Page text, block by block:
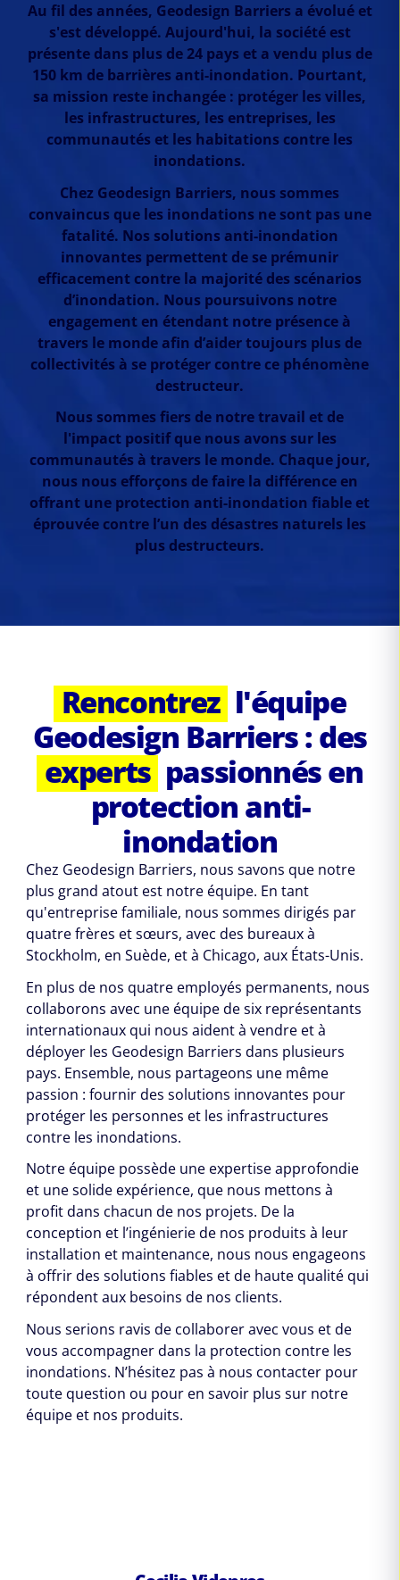
Au fil des années, Geodesign Barriers a évolué et
s'est développé. Aujourd'hui, la société est
présente dans plus de 24 pays et a vendu plus de
150 km de barrières anti-inondation. Pourtant,
sa mission reste inchangée : protéger les villes,
les infrastructures, les entreprises, les
communautés et les habitations contre les
inondations.
Chez Geodesign Barriers, nous sommes
convaincus que les inondations ne sont pas une
fatalité. Nos solutions anti-inondation
innovantes permettent de se prémunir
efficacement contre la majorité des scénarios
d’inondation. Nous poursuivons notre
engagement en étendant notre présence à
travers le monde afin d’aider toujours plus de
collectivités à se protéger contre ce phénomène
destructeur.
Nous sommes fiers de notre travail et de
l'impact positif que nous avons sur les
communautés à travers le monde. Chaque jour,
nous nous efforçons de faire la différence en
offrant une protection anti-inondation fiable et
éprouvée contre l’un des désastres naturels les
plus destructeurs.
Rencontrez l'équipe
Geodesign Barriers : des
experts passionnés en
protection anti-
inondation
Chez Geodesign Barriers, nous savons que notre
plus grand atout est notre équipe. En tant
qu'entreprise familiale, nous sommes dirigés par
quatre frères et sœurs, avec des bureaux à
Stockholm, en Suède, et à Chicago, aux États-Unis.
En plus de nos quatre employés permanents, nous
collaborons avec une équipe de six représentants
internationaux qui nous aident à vendre et à
déployer les Geodesign Barriers dans plusieurs
pays. Ensemble, nous partageons une même
passion : fournir des solutions innovantes pour
protéger les personnes et les infrastructures
contre les inondations.
Notre équipe possède une expertise approfondie
et une solide expérience, que nous mettons à
profit dans chacun de nos projets. De la
conception et l’ingénierie de nos produits à leur
installation et maintenance, nous nous engageons
à offrir des solutions fiables et de haute qualité qui
répondent aux besoins de nos clients.
Nous serions ravis de collaborer avec vous et de
vous accompagner dans la protection contre les
inondations. N’hésitez pas à nous contacter pour
toute question ou pour en savoir plus sur notre
équipe et nos produits.